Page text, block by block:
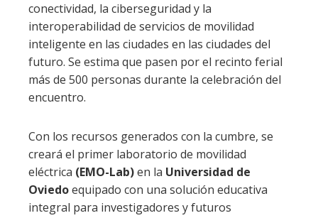
conectividad, la ciberseguridad y la
interoperabilidad de servicios de movilidad
inteligente en las ciudades en las ciudades del
futuro. Se estima que pasen por el recinto ferial
más de 500 personas durante la celebración del
encuentro.
Con los recursos generados con la cumbre, se
creará el primer laboratorio de movilidad
eléctrica (EMO-Lab)en la Universidad de
Oviedoequipado con una solución educativa
integral para investigadores y futuros